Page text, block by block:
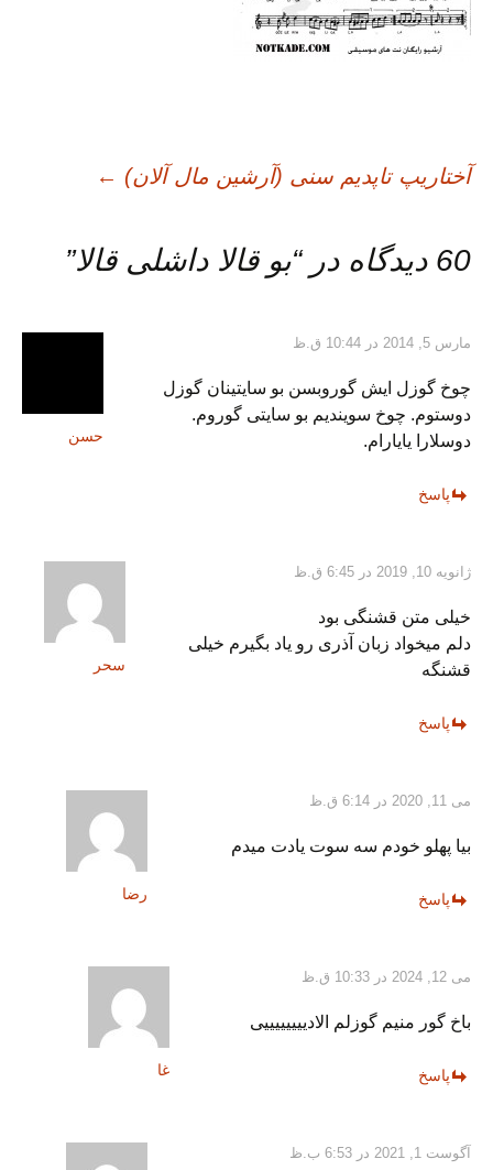
ناوبری
نوشته
آختاریپ تاپدیم سنی (آرشین مال آلان) ←
60 دیدگاه در “ بو قالا داشلی قالا”
حسن
مارس 5, 2014 در 10:44 ق.ظ
چوخ گوزل ایش گوروبسن بو سایتینان گوزل
دوستوم. چوخ سویندیم بو سایتی گوروم.
دوسلارا یایارام.
پاسخ
سحر
ژانویه 10, 2019 در 6:45 ق.ظ
خیلی متن قشنگی بود
دلم میخواد زبان آذری رو یاد بگیرم خیلی
قشنگه
پاسخ
رضا
می 11, 2020 در 6:14 ق.ظ
بیا پهلو خودم سه سوت یادت میدم
پاسخ
غا
می 12, 2024 در 10:33 ق.ظ
باخ گور منیم گوزلم الادییییییییی
پاسخ
آگوست 1, 2021 در 6:53 ب.ظ